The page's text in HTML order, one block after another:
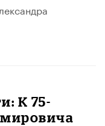
К 75-